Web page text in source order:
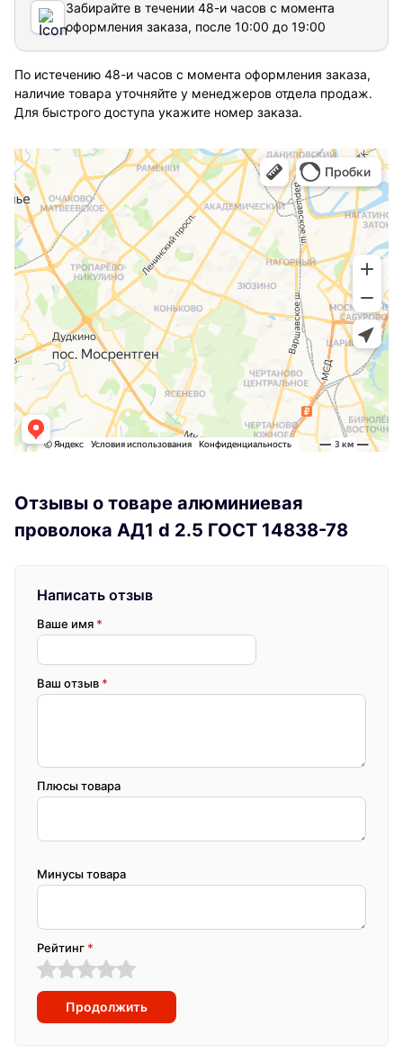
Забирайте в течении 48-и часов с момента
оформления заказа, после 10:00 до 19:00
По истечению 48-и часов с момента оформления заказа,
наличие товара уточняйте у менеджеров отдела продаж.
Для быстрого доступа укажите номер заказа.
Отзывы о товаре алюминиевая
проволока АД1 d 2.5 ГОСТ 14838-78
Написать отзыв
Ваше имя *
Ваш отзыв *
Плюсы товара
Минусы товара
Рейтинг *
Продолжить